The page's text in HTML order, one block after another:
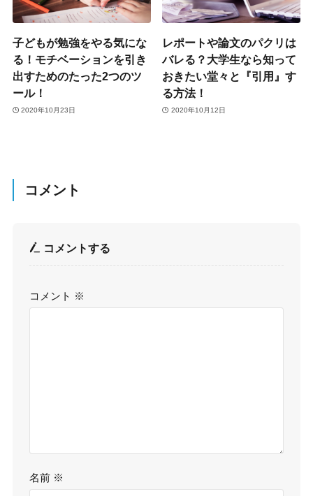
子どもが勉強をやる気にな
る！モチベーションを引き
出すためのたった2つのツ
ール！
2020年10月23日
レポートや論文のパクリは
バレる？大学生なら知って
おきたい堂々と『引用』す
る方法！
2020年10月12日
コメント
コメントする
コメント ※
名前 ※